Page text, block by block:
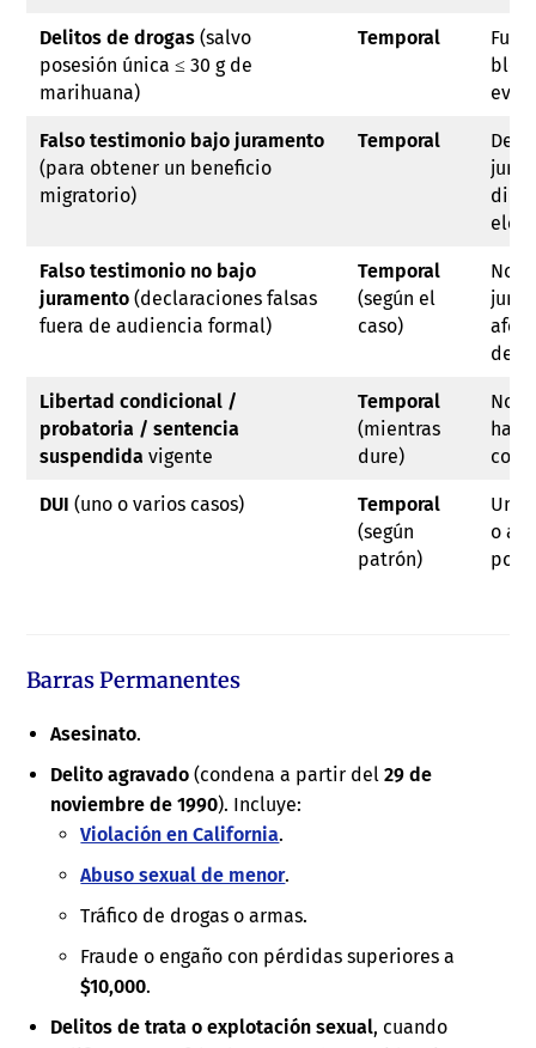
Delitos de drogas (salvo
posesión única ≤ 30 g de
marihuana)
Temporal
Falso testimonio bajo juramento
(para obtener un beneficio
migratorio)
Temporal
Falso testimonio no bajo
juramento (declaraciones falsas
fuera de audiencia formal)
Temporal
(según el
caso)
No
Libertad condicional /
probatoria / sentencia
suspendida vigente
Temporal
(mientras
dure)
No
DUI (uno o varios casos)
Temporal
(según
patrón)
Un
o
por
Barras Permanentes
Asesinato.
Delito agravado (condena a partir del29 de
noviembre de 1990). Incluye:
Violación en California.
Abuso sexual de menor.
Tráfico de drogas o armas.
Fraude o engaño con pérdidas superiores a
$10,000.
Delitos de trata o explotación sexual, cuando